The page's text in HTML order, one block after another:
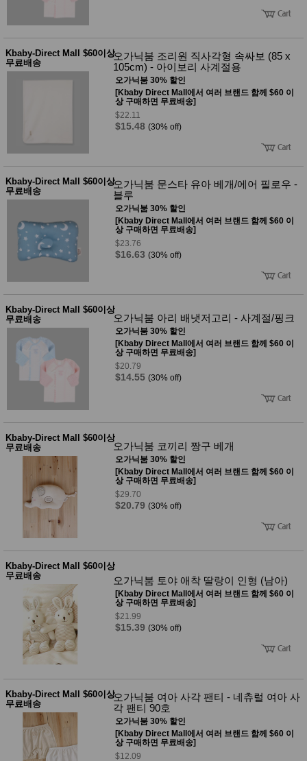
Kbaby-Direct Mall $60이상
무료배송
오가닉붐 조리원 직사각형 속싸보 (85 x
105cm) - 아이보리 사계절용
오가닉붐 30% 할인
[Kbaby Direct Mall에서 여러 브랜드 함께 $60 이
상 구매하면 무료배송]
$22.11
$15.48 (30% off)
Kbaby-Direct Mall $60이상
무료배송
오가닉붐 문스타 유아 베개/에어 필로우 -
블루
오가닉붐 30% 할인
[Kbaby Direct Mall에서 여러 브랜드 함께 $60 이
상 구매하면 무료배송]
$23.76
$16.63 (30% off)
Kbaby-Direct Mall $60이상
무료배송
오가닉붐 아리 배냇저고리 - 사계절/핑크
오가닉붐 30% 할인
[Kbaby Direct Mall에서 여러 브랜드 함께 $60 이
상 구매하면 무료배송]
$20.79
$14.55 (30% off)
Kbaby-Direct Mall $60이상
무료배송
오가닉붐 코끼리 짱구 베개
오가닉붐 30% 할인
[Kbaby Direct Mall에서 여러 브랜드 함께 $60 이
상 구매하면 무료배송]
$29.70
$20.79 (30% off)
Kbaby-Direct Mall $60이상
무료배송
오가닉붐 토야 애착 딸랑이 인형 (남아)
[Kbaby Direct Mall에서 여러 브랜드 함께 $60 이
상 구매하면 무료배송]
$21.99
$15.39 (30% off)
Kbaby-Direct Mall $60이상
무료배송
오가닉붐 여아 사각 팬티 - 네츄럴 여아 사
각 팬티 90호
오가닉붐 30% 할인
[Kbaby Direct Mall에서 여러 브랜드 함께 $60 이
상 구매하면 무료배송]
$12.09